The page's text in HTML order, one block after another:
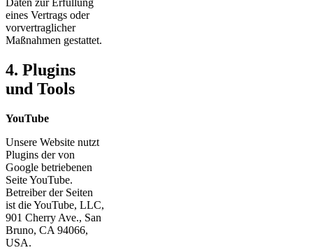
Daten zur Erfüllung
eines Vertrags oder
vorvertraglicher
Maßnahmen gestattet.
4. Plugins
und Tools
YouTube
Unsere Website nutzt
Plugins der von
Google betriebenen
Seite YouTube.
Betreiber der Seiten
ist die YouTube, LLC,
901 Cherry Ave., San
Bruno, CA 94066,
USA.